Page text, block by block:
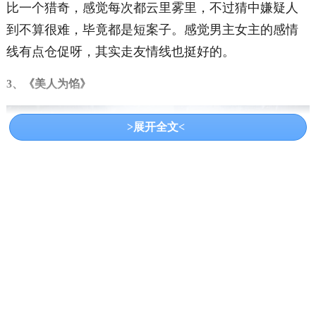
路垚和乔楚生的人设极好，案件质量或许良莠不齐，
但节奏舒服。更惊艳的是，历史背景经过案件被更具
体地勾勒出来，时代的悲剧、个人的无力和民族的出
路呼之欲出。很难不夸一句良心。杀人手法倒是一个
>展开全文<